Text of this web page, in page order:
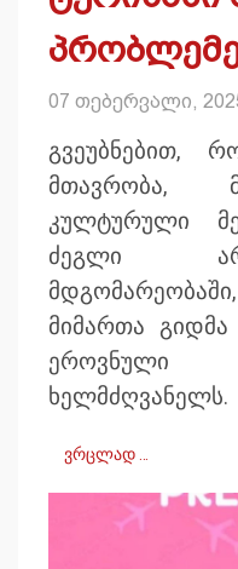
07 თებერვალი,
გვეუბნებით,
მთავრობა,
კულტურული
ძეგლი
მიმართა გიდმა
ეროვნული
ხელმძღვანელს.
ვრცლად …